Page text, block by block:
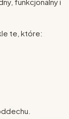
te, które: